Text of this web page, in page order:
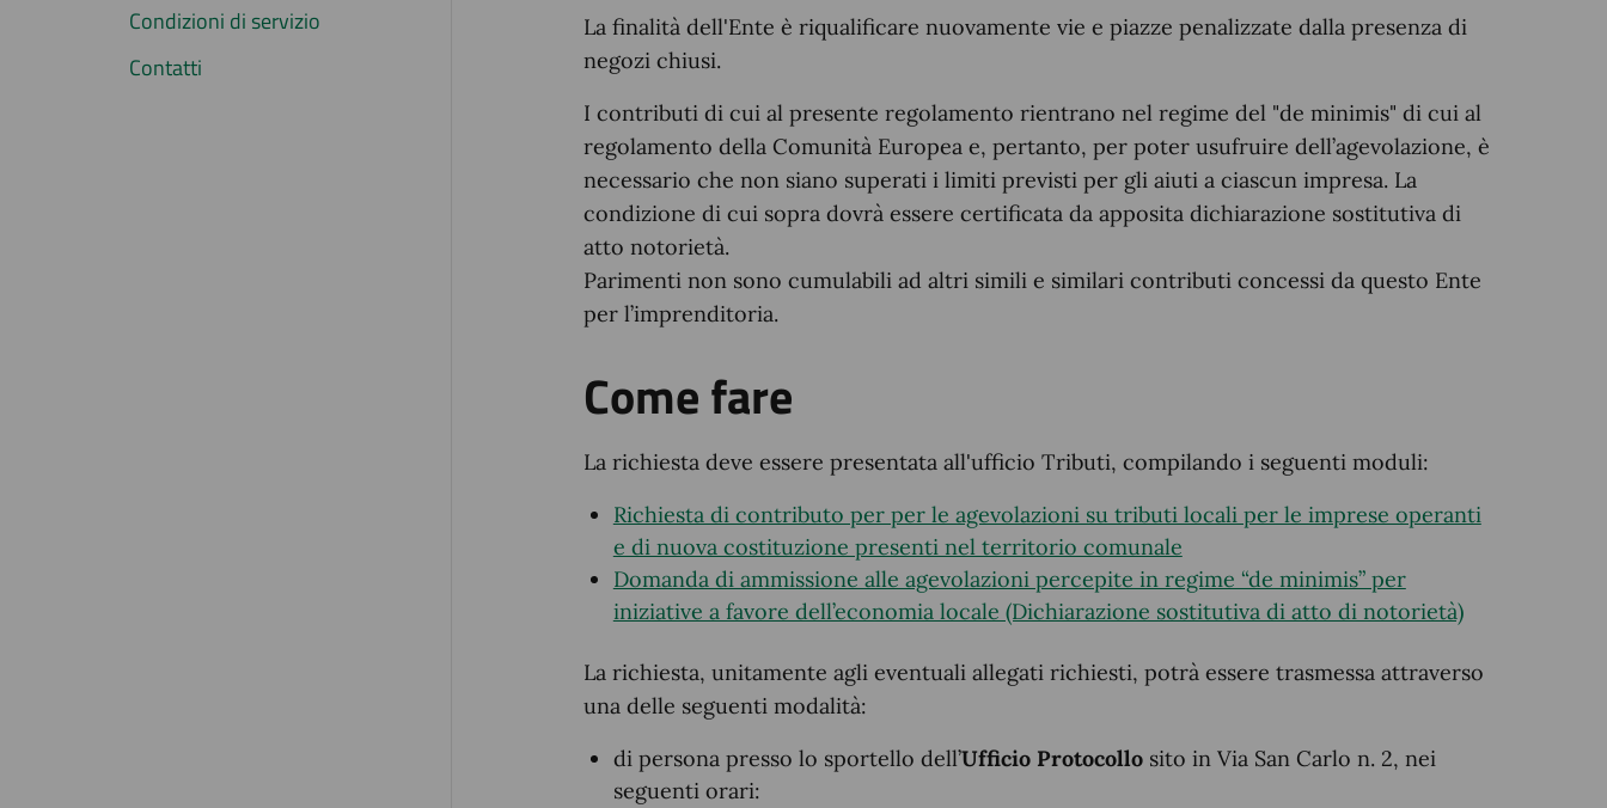
Condizioni di servizio
Contatti
La finalità dell'Ente è riqualificare nuovamente vie e piazze penalizzate dalla presenza di
negozi chiusi.
I contributi di cui al presente regolamento rientrano nel regime del "de minimis" di cui al
regolamento della Comunità Europea e, pertanto, per poter usufruire dell’agevolazione, è
necessario che non siano superati i limiti previsti per gli aiuti a ciascun impresa. La
condizione di cui sopra dovrà essere certificata da apposita dichiarazione sostitutiva di
atto notorietà.
Parimenti non sono cumulabili ad altri simili e similari contributi concessi da questo Ente
per l’imprenditoria.
Come fare
La richiesta deve essere presentata all'ufficio Tributi, compilando i seguenti moduli:
Richiesta di contributo per per le agevolazioni su tributi locali per le imprese operanti
e di nuova costituzione presenti nel territorio comunale
Domanda di ammissione alle agevolazioni percepite in regime “de minimis” per
iniziative a favore dell’economia locale (Dichiarazione sostitutiva di atto di notorietà)
La richiesta, unitamente agli eventuali allegati richiesti, potrà essere trasmessa attraverso
una delle seguenti modalità:
di persona presso lo sportello dell’Ufficio Protocollosito in Via San Carlo n. 2, nei
seguenti orari: